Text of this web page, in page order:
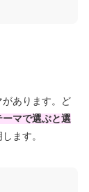
があります。ど
ーマで選ぶと選
ます。